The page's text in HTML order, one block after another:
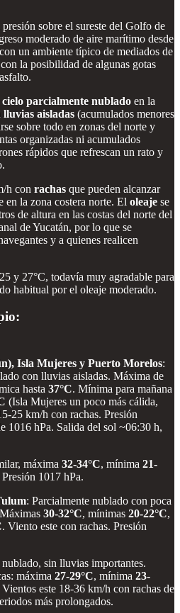
sobre el sureste del Golfo de
moderado de aire marítimo desde
un ambiente típico de mediados de
la posibilidad de algunas gotas
cielo parcialmente nublado en la
lluvias aisladas (acumulados menores
sobre todo en zonas del norte y
organizadas ni acumulados
rápidos que refrescan un rato y
h con rachas que pueden alcanzar
en la zona costera norte. El oleaje se
de altura en las costas del norte del
de Yucatán, por lo que se
y a quienes realicen
y 27°C, todavía muy agradable para
habitual por el oleaje moderado.
Isla Mujeres y Puerto Morelos:
con lluvias aisladas. Máxima de
hasta 37°C. Mínima para mañana
(Isla Mujeres un poco más cálida,
25 km/h con rachas. Presión
1016 hPa. Salida del sol ~06:30 h,
máxima 32-34°C, mínima 21-
Presión 1017 hPa.
: Parcialmente nublado con poca
30-32°C, mínimas 20-22°C,
. Viento este con rachas. Presión
sin lluvias importantes.
máxima 27-29°C, mínima 23-
Vientos este 18-36 km/h con rachas de
más prolongados.